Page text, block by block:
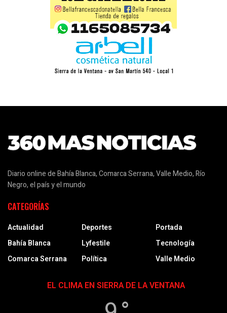
Diario online de Bahía Blanca, Comarca Serrana, Valle Medio, Río
Negro, el país y el mundo
CATEGORÍAS
Actualidad
Bahía Blanca
Comarca Serrana
Deportes
Lyfestile
Política
Portada
Tecnología
Valle Medio
EL CLIMA EN SIERRA DE LA VENTANA